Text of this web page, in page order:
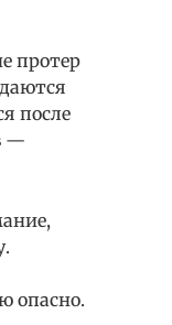
протер
после
—
опасно.